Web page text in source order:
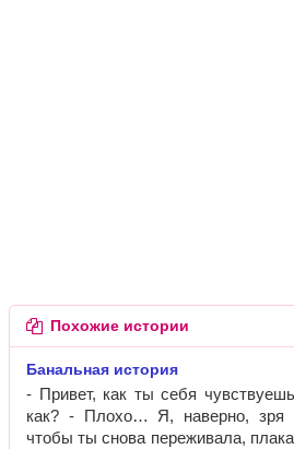
Похожие истории
Банальная история
- Привет, как ты себя
как? - Плохо… Я, наверно, зря
чтобы ты снова переживала,